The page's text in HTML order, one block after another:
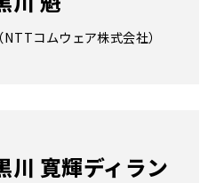
（NTTコムウェア株式会社）
川 寛輝ディラン